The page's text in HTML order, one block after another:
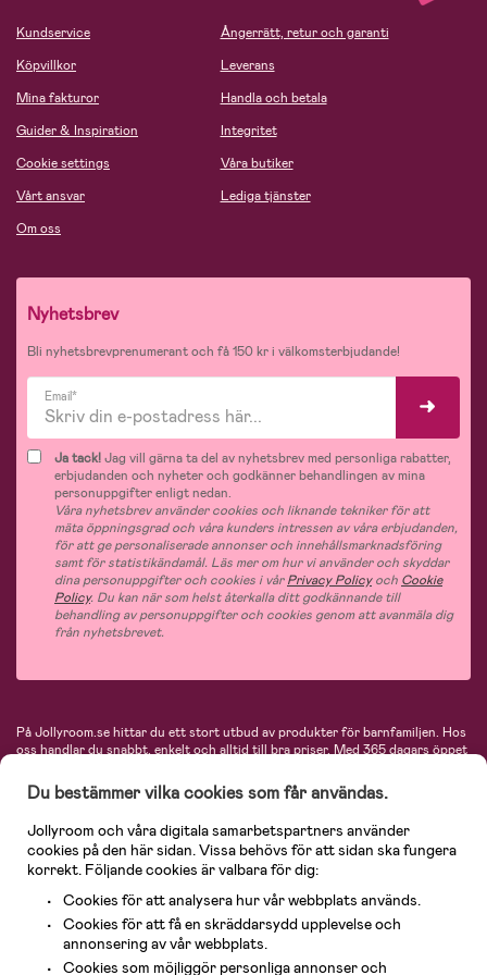
Kundservice
Köpvillkor
Mina fakturor
Guider & Inspiration
Cookie settings
Vårt ansvar
Om oss
Ångerrätt, retur och garanti
Leverans
Handla och betala
Integritet
Våra butiker
Lediga tjänster
Nyhetsbrev
Bli nyhetsbrevprenumerant och få 150 kr i välkomsterbjudande!
Email*
Ja tack!Jag vill gärna ta del av nyhetsbrev med personliga rabatter,
erbjudanden och nyheter och godkänner behandlingen av mina
personuppgifter enligt nedan.
Våra nyhetsbrev använder cookies och liknande tekniker för att
mäta öppningsgrad och våra kunders intressen av våra erbjudanden,
för att ge personaliserade annonser och innehållsmarknadsföring
samt för statistikändamål. Läs mer om hur vi använder och skyddar
dina personuppgifter och cookies i vårPrivacy Policyoch Cookie
Policy. Du kan när som helst återkalla ditt godkännande till
behandling av personuppgifter och cookies genom att avanmäla dig
från nyhetsbrevet.
På Jollyroom.se hittar du ett stort utbud av produkter för barnfamiljen. Hos
oss handlar du snabbt, enkelt och alltid till bra priser. Med 365 dagars öppet
hos oss. I vårt sortiment hittar du barnvagnar, bilstolar, kläder för barn och
baby, produkter för mamman, massor av inspirerande inredning, leksaker,
varumärken så som Britax, Maxi-Cosi, Baby Jogger, BabyBjörn, Didriksons,
KidKraft, Ergobaby, Philips Avent, Neonate, Cybex, LEGO och många fler.
Välkommen in och kika runt i Nordens största barn- och babybutik på nätet!
Du bestämmer vilka cookies som får användas.
Jollyroom och våra digitala samarbetspartners använder
cookies på den här sidan. Vissa behövs för att sidan ska fungera
korrekt. Följande cookies är valbara för dig:
Cookies för att analysera hur vår webbplats används.
Cookies för att få en skräddarsydd upplevelse och
annonsering av vår webbplats.
Cookies som möjliggör personliga annonser och